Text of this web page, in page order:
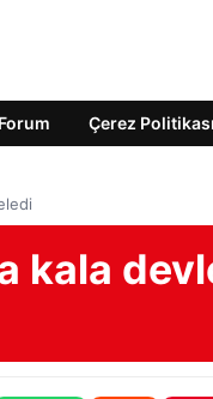
Forum Çerez Politikası
kala